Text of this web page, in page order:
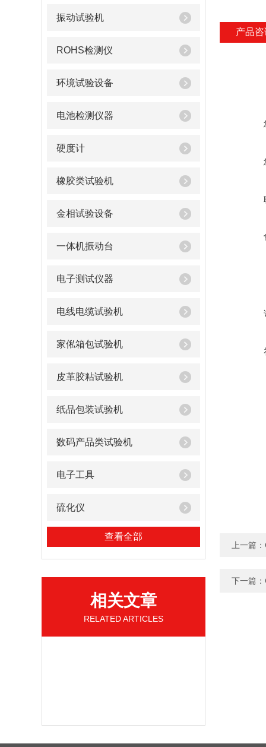
振动试验机
ROHS检测仪
环境试验设备
电池检测仪器
硬度计
橡胶类试验机
金相试验设备
一体机振动台
电子测试仪器
电线电缆试验机
家俬箱包试验机
皮革胶粘试验机
纸品包装试验机
数码产品类试验机
电子工具
硫化仪
查看全部
相关文章
RELATED ARTICLES
产品
上一篇：
下一篇：